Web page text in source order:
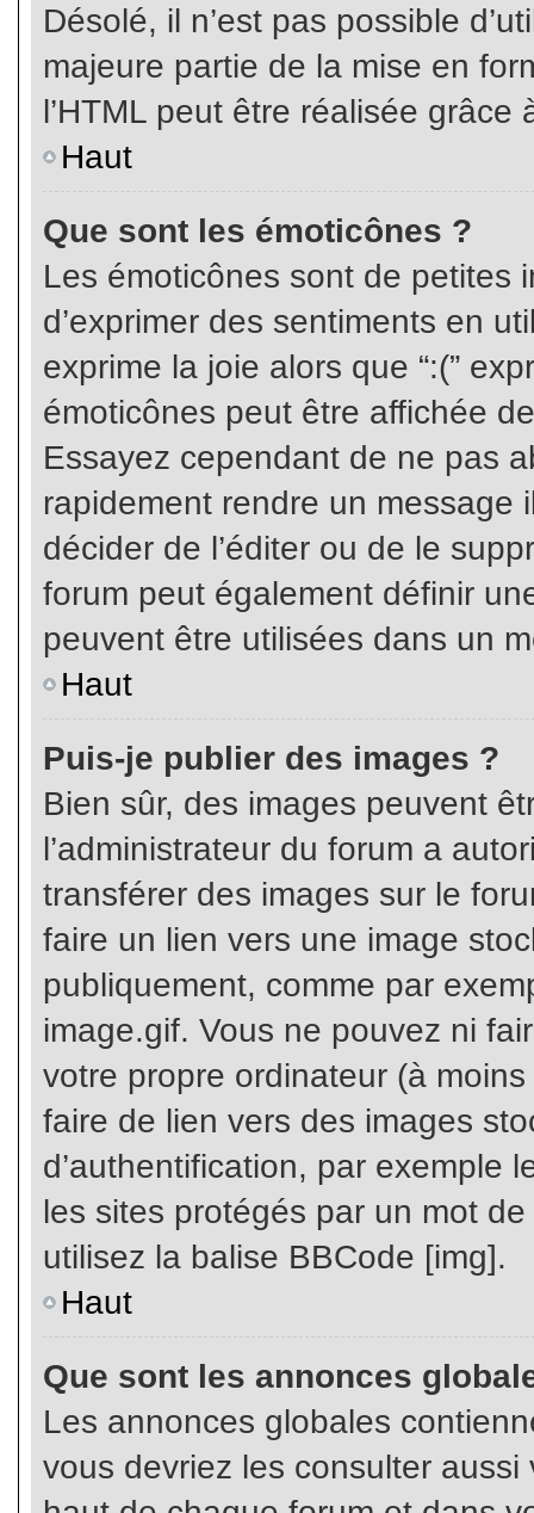
Désolé, il n’est pas possible
majeure partie de la mise en
l’HTML peut être réalisée grâce
Haut
Que sont les émoticônes ?
Les émoticônes sont de petites
d’exprimer des sentiments en
exprime la joie alors que “:(”
émoticônes peut être affichée
Essayez cependant de ne pas
rapidement rendre un message
décider de l’éditer ou de le
forum peut également définir
peuvent être utilisées dans un
Haut
Puis-je publier des images ?
Bien sûr, des images peuvent
l’administrateur du forum a
transférer des images sur le
faire un lien vers une image
publiquement, comme par
image.gif. Vous ne pouvez ni
votre propre ordinateur (à
faire de lien vers des images
d’authentification, par exemple
les sites protégés par un mot
utilisez la balise BBCode [img].
Haut
Que sont les annonces
Les annonces globales
vous devriez les consulter